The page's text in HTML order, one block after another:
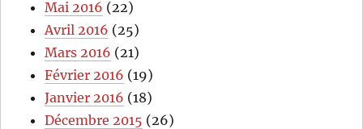
Mai 2016 (22)
Avril 2016 (25)
Mars 2016 (21)
Février 2016 (19)
Janvier 2016 (18)
Décembre 2015 (26)